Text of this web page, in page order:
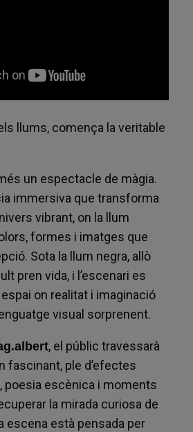
llums, comença la veritable
un espectacle de màgia.
immersiva que transforma
vibrant, on la llum
formes i imatges que
Sota la llum negra, allò
pren vida, i l’escenari es
on realitat i imaginació
visual sorprenent.
, el públic travessarà
fascinant, ple d’efectes
poesia escènica i moments
la mirada curiosa de
escena està pensada per